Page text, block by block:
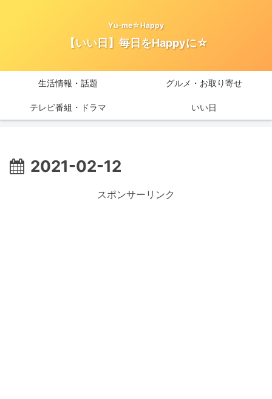
Yu-me☆Happy
【いい日】毎日をHappyに☆
生活情報・話題 グルメ・お取り寄せ
テレビ番組・ドラマ いい日
2021-02-12
スポンサーリンク